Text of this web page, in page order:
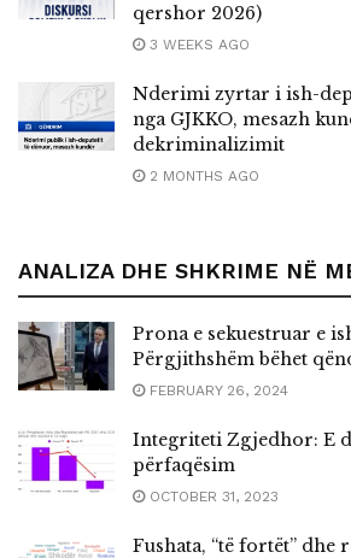
qershor 2026)
3 WEEKS AGO
Nderimi zyrtar i ish-
nga GJKKO, mesazh
dekriminalizimit
2 MONTHS AGO
ANALIZA DHE SHKRIME NË
Prona e sekuestruar e
Përgjithshëm bëhet
FEBRUARY 26, 2024
Integriteti Zgjedhor: E
përfaqësim
OCTOBER 31, 2023
Fushata, “të fortët” dhe